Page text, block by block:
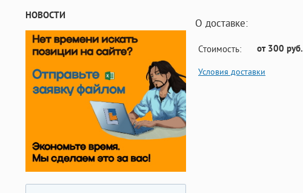
НОВОСТИ
О доставке:
Стоимость: от 300 руб.
Условия доставки